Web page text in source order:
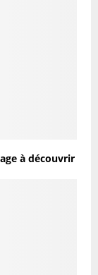
à découvrir